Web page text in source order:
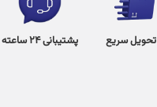
تحویل سریع پشتیبانی 24 ساعته